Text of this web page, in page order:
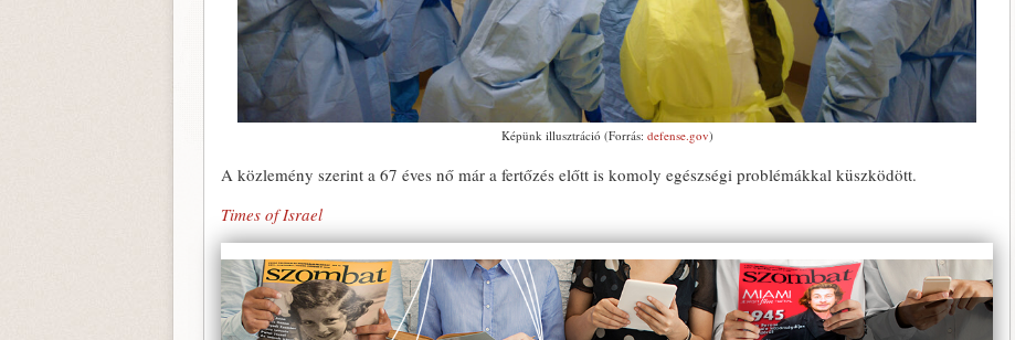
Képünk illusztráció (Forrás: defense.gov)
A közlemény szerint a 67 éves nő már a fertőzés előtt is komoly egészségi problémákkal küszködött.
Times of Israel